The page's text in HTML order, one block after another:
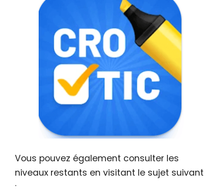
Vous pouvez également consulter les
niveaux restants en visitant le sujet suivant